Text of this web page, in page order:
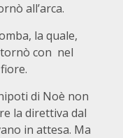
all’arca.
la quale,
con nel
di Noè non
la direttiva dal
in attesa. Ma